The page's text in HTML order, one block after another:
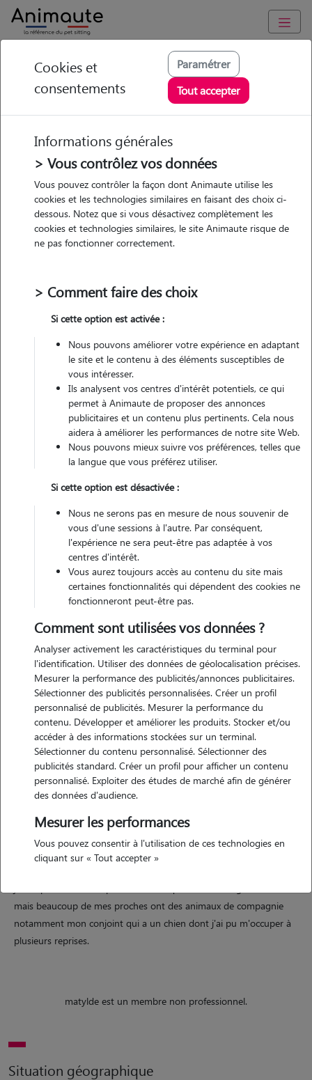
Animaute Ile-de-France Val-de-Marne/Cachan
Matylde - Petsitter à
CACHAN
• 29 ans
Non véhiculé
Contacter
L'envoi d'une demande est sans engagement
Motivation
c'est une motivation très commune je pense pour les personnes qui
sont souhaitent garder des animaux, mais j'ai toujours aimé les
animaux. comme beaucoup de petites filles, je voulais être vétérinaire
et j'ai pendant longtemps poursuivi ce rêve. le destin en a été
autrement et j'ai fait d'autres études mais j'ai garder cet amour des
animaux et c'est la raison pour laquelle je me propose pour garder
vos animaux ou même ne serait-ce que leur rendre visite et les
Expérience
mais beaucoup de mes proches ont des animaux de compagnie
notamment mon conjoint qui a un chien dont j'ai pu m'occuper à
plusieurs reprises.
matylde est un membre non professionnel.
Situation géographique
Cookies et
consentements
Paramétrer
Tout accepter
Informations générales
> Vous contrôlez vos données
Vous pouvez contrôler la façon dont Animaute utilise les
cookies et les technologies similaires en faisant des choix ci-
dessous. Notez que si vous désactivez complètement les
cookies et technologies similaires, le site Animaute risque de
ne pas fonctionner correctement.
> Comment faire des choix
Si cette option est activée :
Nous pouvons améliorer votre expérience en adaptant
le site et le contenu à des éléments susceptibles de
vous intéresser.
Ils analysent vos centres d'intérêt potentiels, ce qui
permet à Animaute de proposer des annonces
publicitaires et un contenu plus pertinents. Cela nous
aidera à améliorer les performances de notre site Web.
Nous pouvons mieux suivre vos préférences, telles que
la langue que vous préférez utiliser.
Si cette option est désactivée :
Nous ne serons pas en mesure de nous souvenir de
vous d'une sessions à l'autre. Par conséquent,
l'expérience ne sera peut-être pas adaptée à vos
centres d'intérêt.
Vous aurez toujours accès au contenu du site mais
certaines fonctionnalités qui dépendent des cookies ne
fonctionneront peut-être pas.
Comment sont utilisées vos données ?
Analyser activement les caractéristiques du terminal pour
l'identification. Utiliser des données de géolocalisation précises.
Mesurer la performance des publicités/annonces publicitaires.
Sélectionner des publicités personnalisées. Créer un profil
personnalisé de publicités. Mesurer la performance du
contenu. Développer et améliorer les produits. Stocker et/ou
accéder à des informations stockées sur un terminal.
Sélectionner du contenu personnalisé. Sélectionner des
publicités standard. Créer un profil pour afficher un contenu
personnalisé. Exploiter des études de marché afin de générer
des données d'audience.
Mesurer les performances
Vous pouvez consentir à l'utilisation de ces technologies en
cliquant sur « Tout accepter »